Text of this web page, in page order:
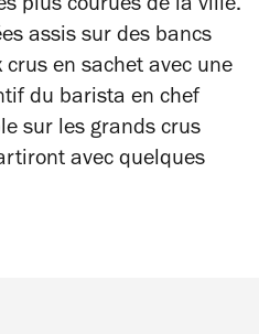
plus courues de la ville.
assis sur des bancs
en sachet avec une
du barista en chef
sur les grands crus
avec quelques